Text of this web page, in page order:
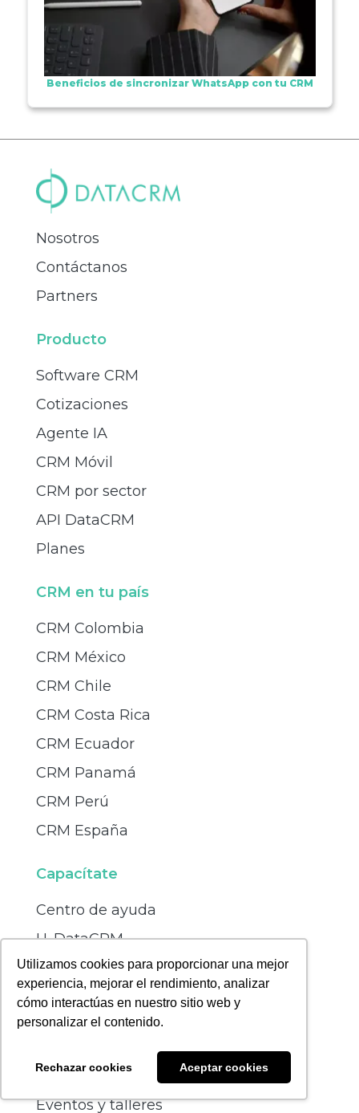
Utilizamos cookies para proporcionar una mejor
experiencia, mejorar el rendimiento, analizar
cómo interactúas en nuestro sitio web y
personalizar el contenido.
Rechazar cookies Aceptar cookies
Beneficios de sincronizar WhatsApp con tu CRM
Nosotros
Contáctanos
Partners
Producto
Software CRM
Cotizaciones
Agente IA
CRM Móvil
CRM por sector
API DataCRM
Planes
CRM en tu país
CRM Colombia
CRM México
CRM Chile
CRM Costa Rica
CRM Ecuador
CRM Panamá
CRM Perú
CRM España
Capacítate
Centro de ayuda
U. DataCRM
Blog
Recursos
Tutoriales CRM
Eventos y talleres